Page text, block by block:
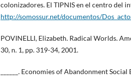
colonizadores. El TIPNIS en el centro del
http://somossur.net/documentos/
POVINELLI, Elizabeth. Radical Worlds.
30, n. 1, pp. 319-34, 2001.
______. Economies of Abandonment